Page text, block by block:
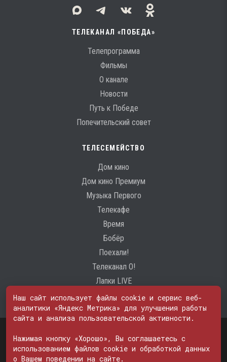
ТЕЛЕКАНАЛ «ПОБЕДА»
Телепрограмма
Фильмы
О канале
Новости
Путь к Победе
Попечительский совет
ТЕЛЕСЕМЕЙСТВО
Дом кино
Дом кино Премиум
Музыка Первого
Телекафе
Время
Бобёр
Поехали!
Телеканал О!
Лапки LIVE
№ ФС 77 - 74600
© 2000—2026. Редакция телеканала «ПОБЕДА». Все права на любые
материалы, опубликованные на сайте, защищены. Любое
Наш сайт использует файлы cookie и сервис веб-
аналитики «Яндекс Метрика» для улучшения работы
сайта и анализа пользовательской активности.
Нажимая кнопку «Хорошо», Вы соглашаетесь с
использованием файлов cookie и обработкой данных
о Вашем поведении на сайте.